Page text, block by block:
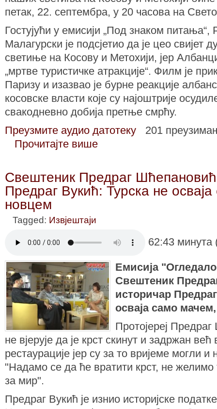
петак, 22. септембра, у 20 часова на
Гостујући у емисији „Под знаком
Малагурски је подсјетио да је цео
светиње на Косову и Метохији, јер
„мртве туристичке атракције“. Филм је
Паризу и изазвао је бурне реакције
косовске власти које су најоштрије
свакодневно добија претње смрћу.
Преузмите аудио датотеку
201
Прочитајте више
Свештеник Предраг
Предраг Вукић: Турска не
новцем
Tagged: Извјештаји
62:43
Емисија
Свештеник
историчар
осваја само
Протојереј
не вјерује да је крст скинут и задржан
рестаурације јер су за то вријеме могли
"Надамо се да ће вратити крст, не желимо
за мир".
Предраг Вукић је изнио историјске